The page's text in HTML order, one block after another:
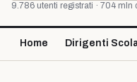
9.786 utenti registrati · 704 mln
Home Dirigenti